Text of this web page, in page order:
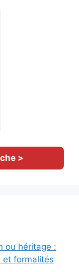
>
ou héritage :
et formalités